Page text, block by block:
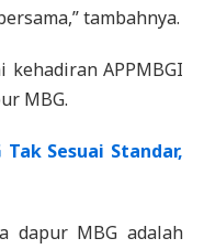
tambahnya.
APPMBGI
MBG.
Sesuai Standar,
dapur MBG adalah